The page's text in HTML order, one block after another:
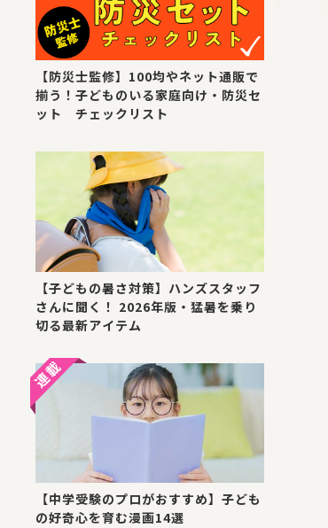
【防災士監修】100均やネット通販で
揃う！子どものいる家庭向け・防災セ
ット チェックリスト
【子どもの暑さ対策】ハンズスタッフ
さんに聞く！ 2026年版・猛暑を乗り
切る最新アイテム
【中学受験のプロがおすすめ】子ども
の好奇心を育む漫画14選